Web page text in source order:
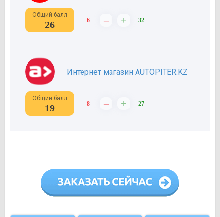
Общий балл
26 6 – + 32
Интернет магазин AUTOPITER.KZ
Общий балл
19 8 – + 27